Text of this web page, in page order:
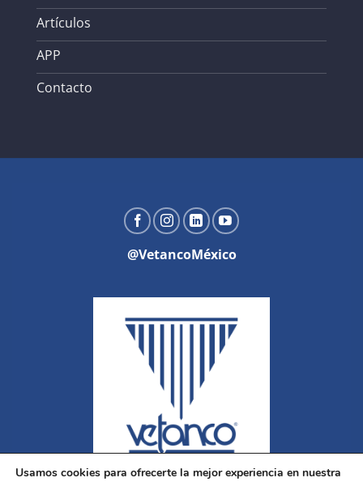
Artículos
APP
Contacto
@VetancoMéxico
Usamos cookies para ofrecerte la mejor experiencia en nuestra